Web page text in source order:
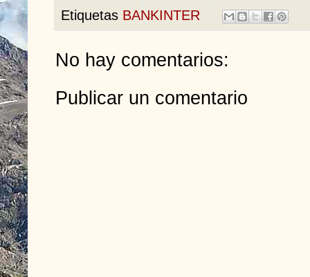
Etiquetas BANKINTER
No hay comentarios:
Publicar un comentario